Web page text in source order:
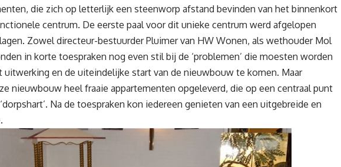
die zich op letterlijk een steenworp afstand bevinden van het binnenkort
centrum. De eerste paal voor dit unieke centrum werd afgelopen
Zowel directeur-bestuurder Pluimer van HW Wonen, als wethouder Mol
in korte toespraken nog even stil bij de ‘problemen’ die moesten worden
en de uiteindelijke start van de nieuwbouw te komen. Maar
nieuwbouw heel fraaie appartementen opgeleverd, die op een centraal punt
Na de toespraken kon iedereen genieten van een uitgebreide en